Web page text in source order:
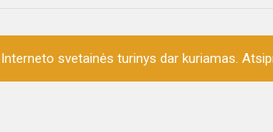
Interneto svetainės turinys dar kuriamas.